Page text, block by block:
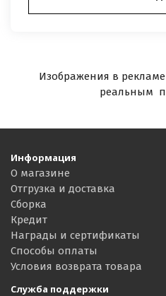
Изображения в
реальным
Информация
О магазине
Отгрузка и доставка
Сборка
Кредит
Награды и сертификаты
Способы оплаты
Условия возврата товара
Служба поддержки